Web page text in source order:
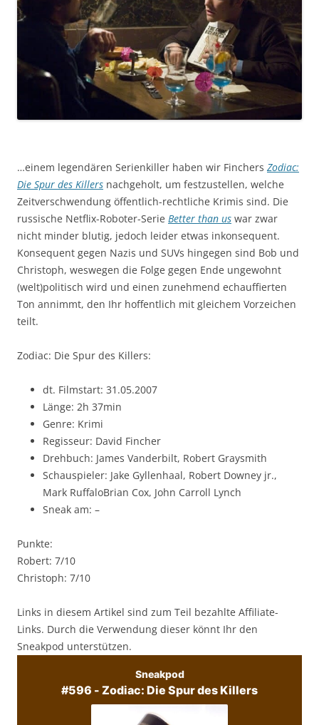
…einem legendären Serienkiller haben wir Finchers Zodiac:
Die Spur des Killers nachgeholt, um festzustellen, welche
Zeitverschwendung öffentlich-rechtliche Krimis sind. Die
russische Netflix-Roboter-Serie Better than us war zwar
nicht minder blutig, jedoch leider etwas inkonsequent.
Konsequent gegen Nazis und SUVs hingegen sind Bob und
Christoph, weswegen die Folge gegen Ende ungewohnt
(welt)politisch wird und einen zunehmend echauffierten
Ton annimmt, den Ihr hoffentlich mit gleichem Vorzeichen
teilt.
Zodiac: Die Spur des Killers:
dt. Filmstart: 31.05.2007
Länge: 2h 37min
Genre: Krimi
Regisseur: David Fincher
Drehbuch: James Vanderbilt, Robert Graysmith
Schauspieler: Jake Gyllenhaal, Robert Downey jr.,
Mark RuffaloBrian Cox, John Carroll Lynch
Sneak am: –
Punkte:
Robert: 7/10
Christoph: 7/10
Links in diesem Artikel sind zum Teil bezahlte Affiliate-
Links. Durch die Verwendung dieser könnt Ihr den
Sneakpod unterstützen.